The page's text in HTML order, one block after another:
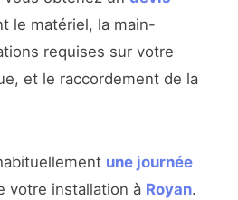
le matériel, la main-
requises sur votre
et le raccordement de la
une journée
votre installation à Royan.